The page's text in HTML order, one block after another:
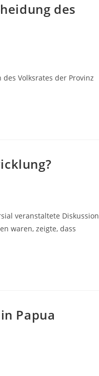
des
Volksrates der Provinz
veranstaltete Diskussion
waren, zeigte, dass
Papua